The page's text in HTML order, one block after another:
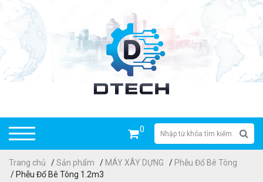
0
Trang chủ /Sản phẩm / MÁY XÂY DỰNG / Phễu Đổ Bê Tông
/ Phễu Đổ Bê Tông 1.2m3